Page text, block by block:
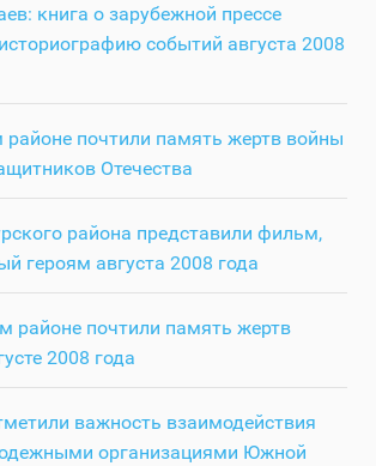
книга о зарубежной прессе
событий августа 2008
районе почтили память жертв войны
Отечества
района представили фильм,
героям августа 2008 года
районе почтили память жертв
2008 года
важность взаимодействия
организациями Южной